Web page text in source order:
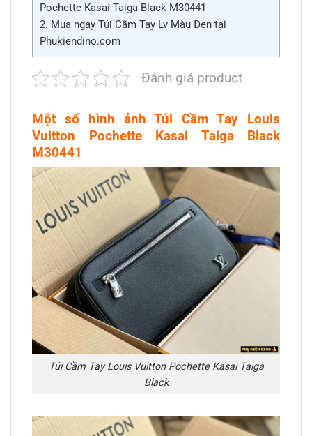
Pochette Kasai Taiga Black M30441
2. Mua ngay Túi Cầm Tay Lv Màu Đen tại
Phukiendino.com
Đánh giá product
Một số hình ảnh Túi Cầm Tay Louis
Vuitton Pochette Kasai Taiga Black
M30441
Túi Cầm Tay Louis Vuitton Pochette Kasai Taiga
Black